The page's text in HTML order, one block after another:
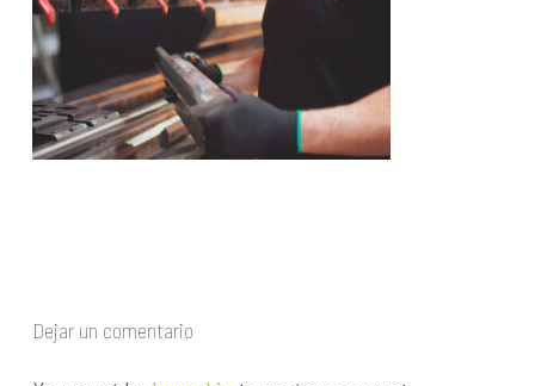
Dejar un comentario